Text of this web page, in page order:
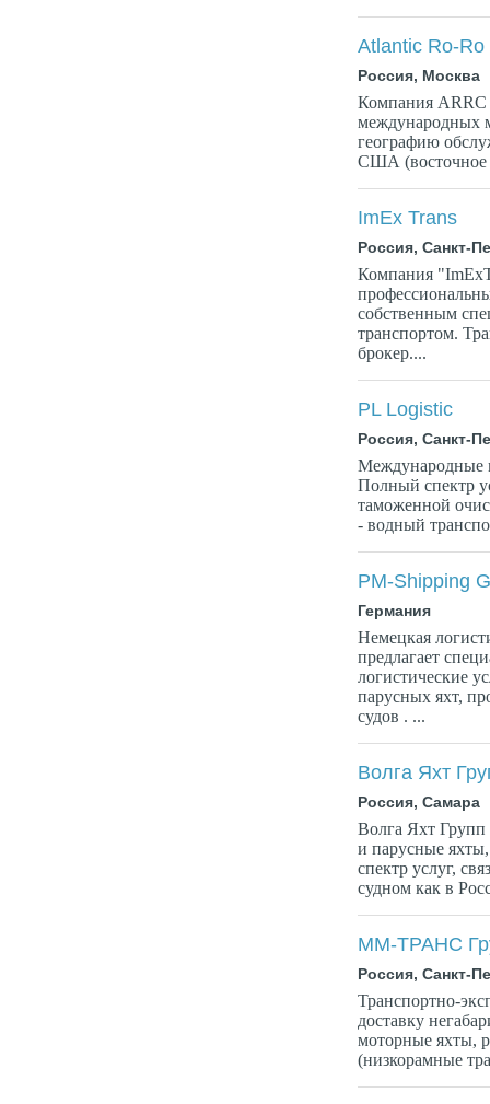
Atlantic Ro-
Россия, Москва
Компания ARRC
международных
географию
США (восточное
ImEx Trans
Россия, Санкт-
Компания
собственным
транспортом.
брокер....
PL Logistic
Россия, Санкт-
Международные
Полный спектр
таможенной
- водный
PM-Shipping
Германия
Немецкая
предлагает
логистические
парусных яхт,
судов . ...
Волга Яхт
Россия, Самара
Волга Яхт Групп
и парусные
спектр услуг,
судном как в
ММ-ТРАНС
Россия, Санкт-
Транспортно-
доставку
моторные яхты,
(низкорамные